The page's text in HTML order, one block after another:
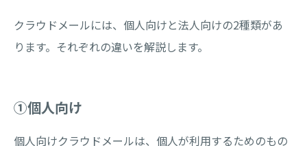
クラウドメールには、個人向けと法人向けの2種類があ
ります。それぞれの違いを解説します。
①個人向け
個人向けクラウドメールは、個人が利用するためのもの